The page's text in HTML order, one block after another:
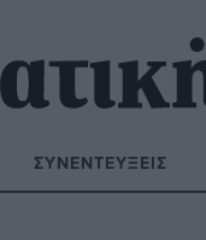
ΣΥΝΕΝΤΕΎΞΕΙΣ